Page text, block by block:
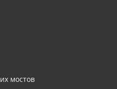
мостов